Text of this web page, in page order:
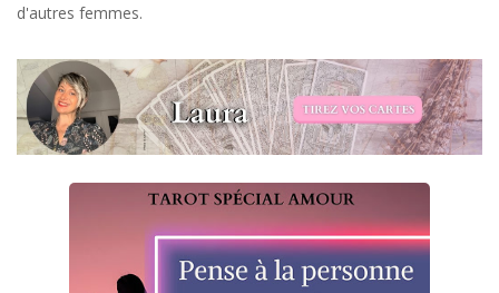
d'autres femmes.